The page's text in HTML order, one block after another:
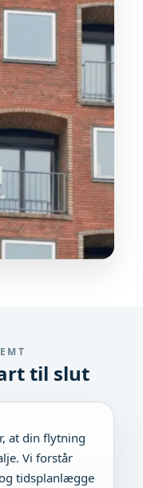
til slut
at din flytning
Vi forstår
tidsplanlægge